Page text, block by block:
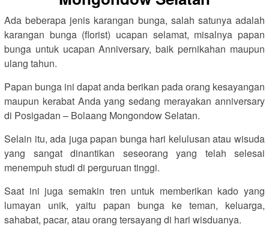
Ada beberapa jenis karangan bunga, salah satunya adalah
karangan bunga (florist) ucapan selamat, misalnya papan
bunga untuk ucapan Anniversary, baik pernikahan maupun
ulang tahun.
Papan bunga ini dapat anda berikan pada orang kesayangan
maupun kerabat Anda yang sedang merayakan anniversary
di Posigadan – Bolaang Mongondow Selatan.
Selain itu, ada juga papan bunga hari kelulusan atau wisuda
yang sangat dinantikan seseorang yang telah selesai
menempuh studi di perguruan tinggi.
Saat ini juga semakin tren untuk memberikan kado yang
lumayan unik, yaitu papan bunga ke teman, keluarga,
sahabat, pacar, atau orang tersayang di hari wisduanya.